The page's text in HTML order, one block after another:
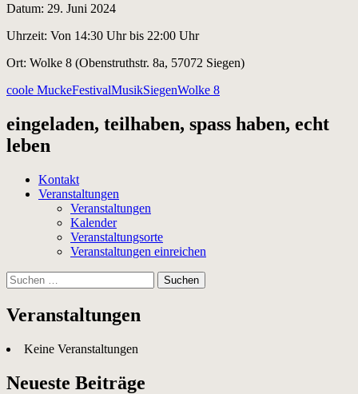
Datum: 29. Juni 2024
Uhrzeit: Von 14:30 Uhr bis 22:00 Uhr
Ort: Wolke 8 (Obenstruthstr. 8a, 57072 Siegen)
coole MuckeFestivalMusikSiegenWolke 8
eingeladen, teilhaben, spass haben, echt
leben
Kontakt
Veranstaltungen
Veranstaltungen
Kalender
Veranstaltungsorte
Veranstaltungen einreichen
Suchen
nach:
Veranstaltungen
Keine Veranstaltungen
Neueste Beiträge